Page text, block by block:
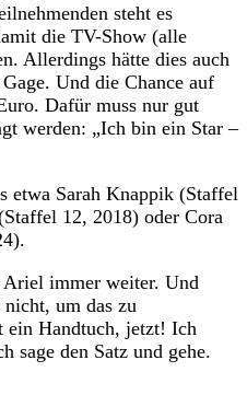
steht es
die TV-Show (alle
Allerdings hätte dies auch
Und die Chance auf
Dafür muss nur gut
werden: „Ich bin ein Star –
etwa Sarah Knappik (Staffel
12, 2018) oder Cora
immer weiter. Und
um das zu
ein Handtuch, jetzt! Ich
sage den Satz und gehe.